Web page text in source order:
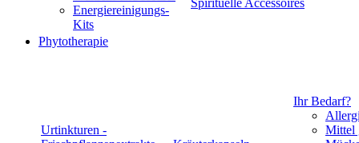
Energiereinigungs-
Kits
Spirituelle Accessoires
Phytotherapie
Urtinkturen -
Ihr Bedarf?
Mittel